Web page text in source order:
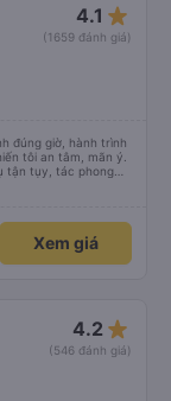
4.1 star_rate
(1659 đánh giá)
đúng giờ, hành trình
tận tụy, tác phong
hội loạn đạo. Xin gửi
Xem giá
4.2 star_rate
(546 đánh giá)